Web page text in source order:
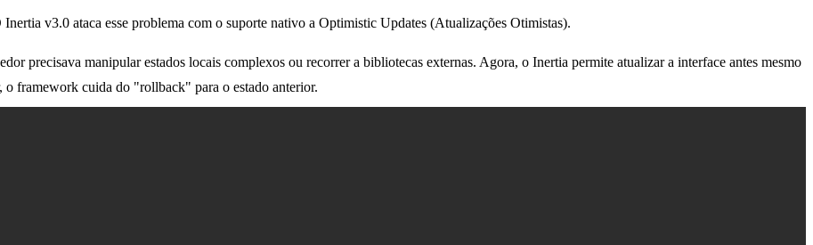
v3.0 ataca esse problema com o suporte nativo a Optimistic Updates (Atualizações Otimistas).
precisava manipular estados locais complexos ou recorrer a bibliotecas externas. Agora, o Inertia permite atualizar a interface antes mesmo
o framework cuida do "rollback" para o estado anterior.